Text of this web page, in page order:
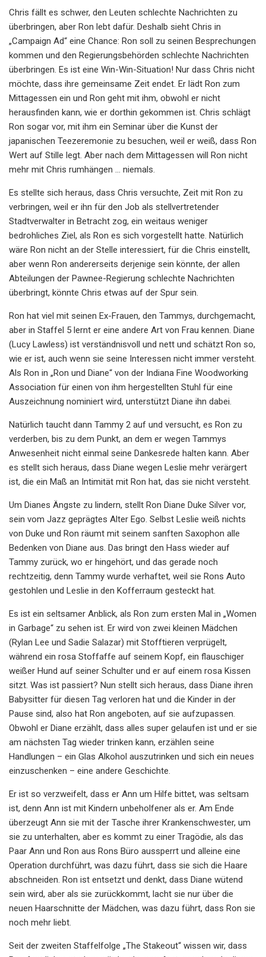
Chris fällt es schwer, den Leuten schlechte Nachrichten zu
überbringen, aber Ron lebt dafür. Deshalb sieht Chris in
„Campaign Ad“ eine Chance: Ron soll zu seinen Besprechungen
kommen und den Regierungsbehörden schlechte Nachrichten
überbringen. Es ist eine Win-Win-Situation! Nur dass Chris nicht
möchte, dass ihre gemeinsame Zeit endet. Er lädt Ron zum
Mittagessen ein und Ron geht mit ihm, obwohl er nicht
herausfinden kann, wie er dorthin gekommen ist. Chris schlägt
Ron sogar vor, mit ihm ein Seminar über die Kunst der
japanischen Teezeremonie zu besuchen, weil er weiß, dass Ron
Wert auf Stille legt. Aber nach dem Mittagessen will Ron nicht
mehr mit Chris rumhängen ... niemals.
Es stellte sich heraus, dass Chris versuchte, Zeit mit Ron zu
verbringen, weil er ihn für den Job als stellvertretender
Stadtverwalter in Betracht zog, ein weitaus weniger
bedrohliches Ziel, als Ron es sich vorgestellt hatte. Natürlich
wäre Ron nicht an der Stelle interessiert, für die Chris einstellt,
aber wenn Ron andererseits derjenige sein könnte, der allen
Abteilungen der Pawnee-Regierung schlechte Nachrichten
überbringt, könnte Chris etwas auf der Spur sein.
Ron hat viel mit seinen Ex-Frauen, den Tammys, durchgemacht,
aber in Staffel 5 lernt er eine andere Art von Frau kennen. Diane
(Lucy Lawless) ist verständnisvoll und nett und schätzt Ron so,
wie er ist, auch wenn sie seine Interessen nicht immer versteht.
Als Ron in „Ron und Diane“ von der Indiana Fine Woodworking
Association für einen von ihm hergestellten Stuhl für eine
Auszeichnung nominiert wird, unterstützt Diane ihn dabei.
Natürlich taucht dann Tammy 2 auf und versucht, es Ron zu
verderben, bis zu dem Punkt, an dem er wegen Tammys
Anwesenheit nicht einmal seine Dankesrede halten kann. Aber
es stellt sich heraus, dass Diane wegen Leslie mehr verärgert
ist, die ein Maß an Intimität mit Ron hat, das sie nicht versteht.
Um Dianes Ängste zu lindern, stellt Ron Diane Duke Silver vor,
sein vom Jazz geprägtes Alter Ego. Selbst Leslie weiß nichts
von Duke und Ron räumt mit seinem sanften Saxophon alle
Bedenken von Diane aus. Das bringt den Hass wieder auf
Tammy zurück, wo er hingehört, und das gerade noch
rechtzeitig, denn Tammy wurde verhaftet, weil sie Rons Auto
gestohlen und Leslie in den Kofferraum gesteckt hat.
Es ist ein seltsamer Anblick, als Ron zum ersten Mal in „Women
in Garbage“ zu sehen ist. Er wird von zwei kleinen Mädchen
(Rylan Lee und Sadie Salazar) mit Stofftieren verprügelt,
während ein rosa Stoffaffe auf seinem Kopf, ein flauschiger
weißer Hund auf seiner Schulter und er auf einem rosa Kissen
sitzt. Was ist passiert? Nun stellt sich heraus, dass Diane ihren
Babysitter für diesen Tag verloren hat und die Kinder in der
Pause sind, also hat Ron angeboten, auf sie aufzupassen.
Obwohl er Diane erzählt, dass alles super gelaufen ist und er sie
am nächsten Tag wieder trinken kann, erzählen seine
Handlungen – ein Glas Alkohol auszutrinken und sich ein neues
einzuschenken – eine andere Geschichte.
Er ist so verzweifelt, dass er Ann um Hilfe bittet, was seltsam
ist, denn Ann ist mit Kindern unbeholfener als er. Am Ende
überzeugt Ann sie mit der Tasche ihrer Krankenschwester, um
sie zu unterhalten, aber es kommt zu einer Tragödie, als das
Paar Ann und Ron aus Rons Büro aussperrt und alleine eine
Operation durchführt, was dazu führt, dass sie sich die Haare
abschneiden. Ron ist entsetzt und denkt, dass Diane wütend
sein wird, aber als sie zurückkommt, lacht sie nur über die
neuen Haarschnitte der Mädchen, was dazu führt, dass Ron sie
noch mehr liebt.
Seit der zweiten Staffelfolge „The Stakeout“ wissen wir, dass